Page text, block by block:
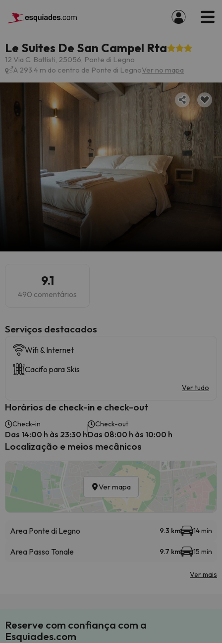
Le Suites De San Campel Rta
12 Via C. Battisti, 25056, Ponte di Legno
A 293.4 m do centro de Ponte di LegnoVer no mapa
9.1
490 comentários
Serviços destacados
Wifi & Internet
Cacifo para Skis
Ver tudo
Horários de check-in e check-out
Check-in
Das 14:00 h às 23:30 h
Check-out
Das 08:00 h às 10:00 h
Localização e meios mecânicos
Ver mapa
Area Ponte di Legno 9.3 km 14 min
Area Passo Tonale 9.7 km 15 min
Ver mais
Reserve com confiança com a
Esquiades.com